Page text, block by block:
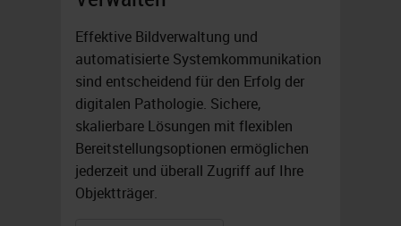
Effektive Bildverwaltung und
automatisierte Systemkommunikation
sind entscheidend für den Erfolg der
digitalen Pathologie. Sichere,
skalierbare Lösungen mit flexiblen
Bereitstellungsoptionen ermöglichen
jederzeit und überall Zugriff auf Ihre
Objektträger.